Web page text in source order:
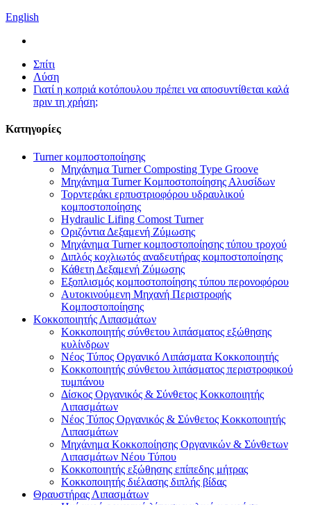
English
Σπίτι
Λύση
Γιατί η κοπριά κοτόπουλου πρέπει να αποσυντίθεται καλά
πριν τη χρήση;
Κατηγορίες
Turner κομποστοποίησης
Μηχάνημα Turner Composting Type Groove
Μηχάνημα Turner Κομποστοποίησης Αλυσίδων
Τορντεράκι ερπυστριοφόρου υδραυλικού
κομποστοποίησης
Hydraulic Lifing Comost Turner
Οριζόντια Δεξαμενή Ζύμωσης
Μηχάνημα Turner κομποστοποίησης τύπου τροχού
Διπλός κοχλιωτός αναδευτήρας κομποστοποίησης
Κάθετη Δεξαμενή Ζύμωσης
Εξοπλισμός κομποστοποίησης τύπου περονοφόρου
Αυτοκινούμενη Μηχανή Περιστροφής
Κομποστοποίησης
Κοκκοποιητής Λιπασμάτων
Κοκκοποιητής σύνθετου λιπάσματος εξώθησης
κυλίνδρων
Νέος Τύπος Οργανικό Λιπάσματα Κοκκοποιητής
Κοκκοποιητής σύνθετου λιπάσματος περιστροφικού
τυμπάνου
Δίσκος Οργανικός & Σύνθετος Κοκκοποιητής
Λιπασμάτων
Νέος Τύπος Οργανικός & Σύνθετος Κοκκοποιητής
Λιπασμάτων
Μηχάνημα Κοκκοποίησης Οργανικών & Σύνθετων
Λιπασμάτων Νέου Τύπου
Κοκκοποιητής εξώθησης επίπεδης μήτρας
Κοκκοποιητής διέλασης διπλής βίδας
Θραυστήρας Λιπασμάτων